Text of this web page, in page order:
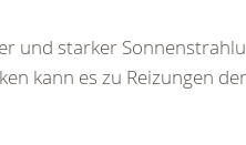
und starker
kann es zu Reizungen